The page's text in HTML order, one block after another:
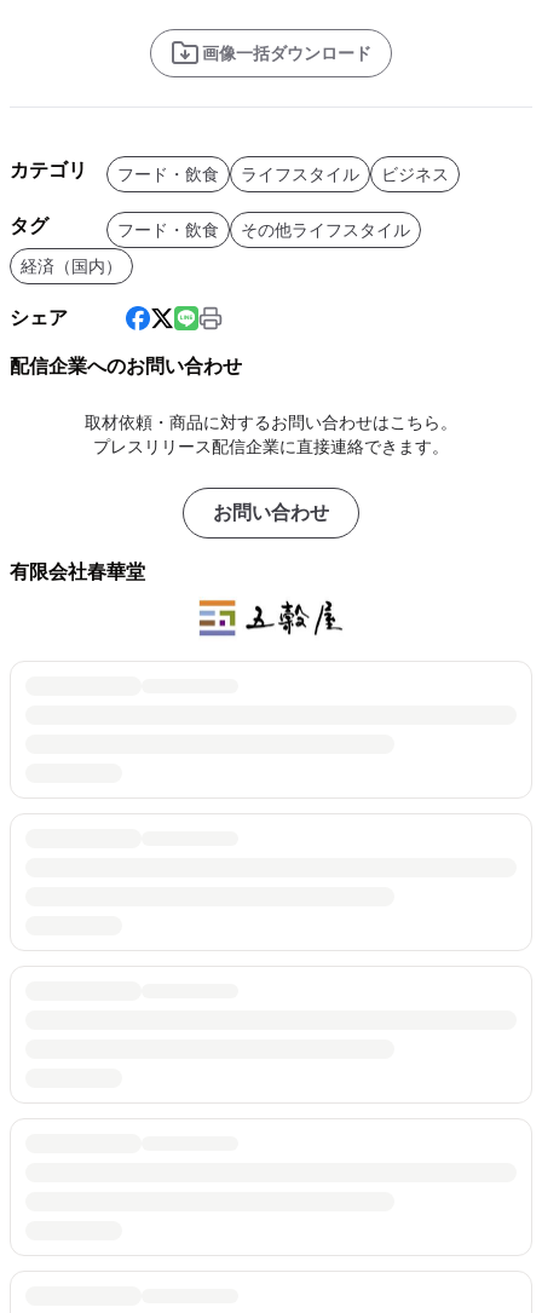
画像一括ダウンロード
カテゴリ フード・飲食 ライフスタイル ビジネス
タグ フード・飲食
その他ライフスタイル
経済（国内）
シェア
配信企業へのお問い合わせ
取材依頼・商品に対するお問い合わせはこちら。
プレスリリース配信企業に直接連絡できます。
お問い合わせ
有限会社春華堂